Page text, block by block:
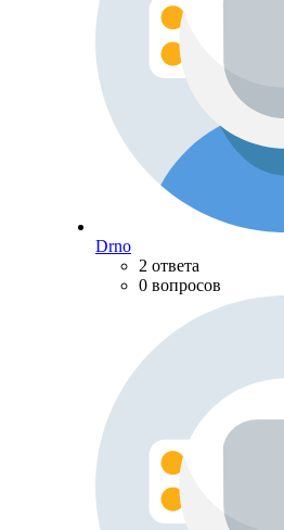
Drno
2 ответа
0 вопросов